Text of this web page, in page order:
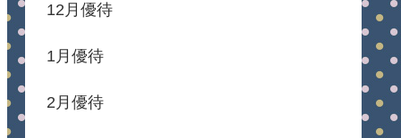
12月優待
1月優待
2月優待